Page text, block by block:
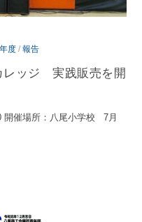
度 /報告
レッジ 実践販売を開
開催場所：八尾小学校 7月